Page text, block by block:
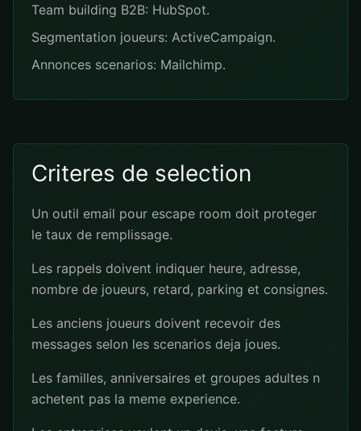
Team building B2B: HubSpot.
Segmentation joueurs: ActiveCampaign.
Annonces scenarios: Mailchimp.
Criteres de selection
Un outil email pour escape room doit proteger
le taux de remplissage.
Les rappels doivent indiquer heure, adresse,
nombre de joueurs, retard, parking et consignes.
Les anciens joueurs doivent recevoir des
messages selon les scenarios deja joues.
Les familles, anniversaires et groupes adultes n
achetent pas la meme experience.